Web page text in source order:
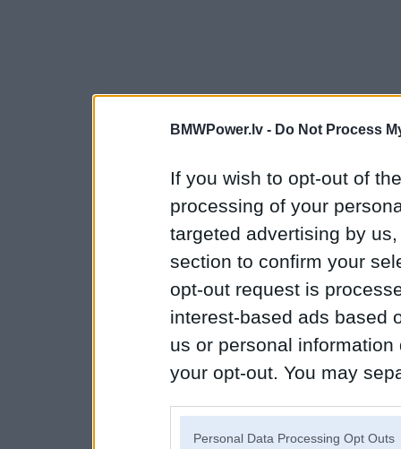
BMWPower.lv - Do Not Process
If you wish to opt-out of
processing of your
targeted advertising by
section to confirm your
opt-out request is
interest-based ads based
us or personal
your opt-out. You may
Personal Data Processing Opt Outs